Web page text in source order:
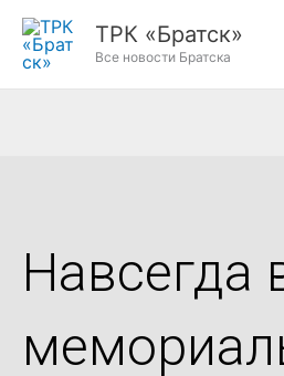
Перейти
ТРК «Братск»
Все новости Братска
Навсегда